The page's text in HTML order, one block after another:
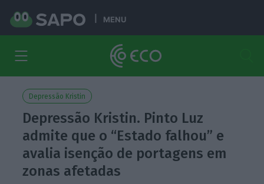
MENU
Depressão Kristin
Depressão Kristin. Pinto Luz
admite que o “Estado falhou” e
avalia isenção de portagens em
zonas afetadas